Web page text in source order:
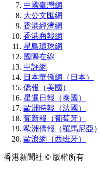
中國臺灣網
大公文匯網
香港經濟網
香港商報網
星島環球網
國際在線
中評網
日本華僑網（日本）
僑報（美國）
星暹日報（泰國）
歐洲時報（法國）
葡新報（葡萄牙）
歐洲僑報（羅馬尼亞）
歐浪網（西班牙）
香港新聞社 © 版權所有